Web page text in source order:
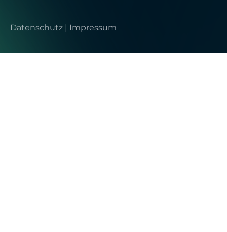
Datenschutz | Impressum